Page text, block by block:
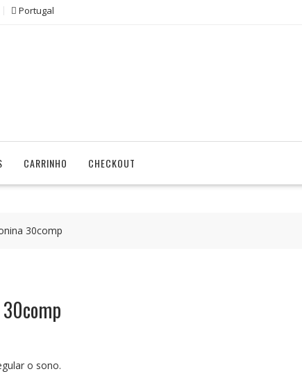
Portugal
CARRINHO CHECKOUT
30comp
30comp
o sono.